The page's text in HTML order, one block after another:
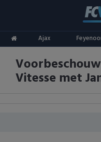
Ajax
ADO Den Haag
Ajax
Competities
Eredivisie
Oranje
Vitesse met